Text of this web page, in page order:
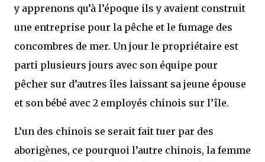
y apprenons qu’à l’époque ils y avaient construit
une entreprise pour la pêche et le fumage des
concombres de mer. Un jour le propriétaire est
parti plusieurs jours avec son équipe pour
pêcher sur d’autres îles laissant sa jeune épouse
et son bébé avec 2 employés chinois sur l’île.
L’un des chinois se serait fait tuer par des
aborigènes, ce pourquoi l’autre chinois, la femme